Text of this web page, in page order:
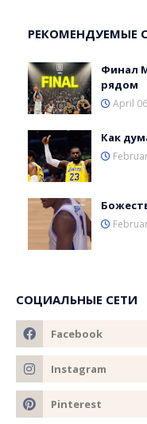
РЕКОМЕНДУЕМЫЕ
Финал
рядом
April
Как
СОЦИАЛЬНЫЕ СЕТИ